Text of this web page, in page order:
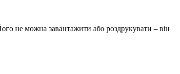
не можна завантажити або роздрукувати – він